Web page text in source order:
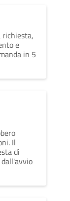
richiesta,
e
in 5
Il
di